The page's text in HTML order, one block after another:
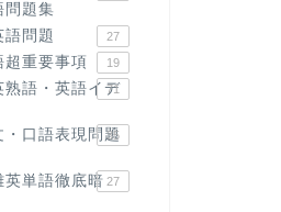
問題集
語問題 27
重要事項 19
熟語・英語イデ
71
・口語表現問題
35
英単語徹底暗 27